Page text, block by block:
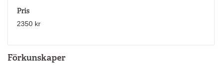
Förkunskaper
Pris
2350 kr